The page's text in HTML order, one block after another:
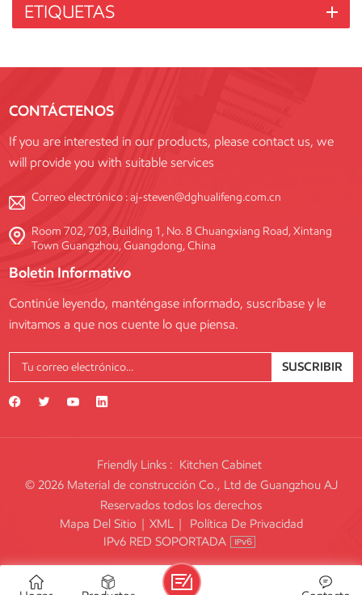
ETIQUETAS
CONTÁCTENOS
If you are interested in our products, please contact us, we
will provide you with suitable services
Correo electrónico :aj-steven@dghualifeng.com.cn
Room 702, 703, Building 1, No. 8 Chuangxiang Road, Xintang
Town Guangzhou, Guangdong, China
Boletin Informativo
Continúe leyendo, manténgase informado, suscríbase y le
invitamos a que nos cuente lo que piensa.
SUSCRIBIR
Friendly Links : Kitchen Cabinet
© 2026 Material de construcción Co., Ltd de Guangzhou AJ
Reservados todos los derechos
Mapa Del Sitio | XML |
Política De Privacidad
IPv6 RED SOPORTADA